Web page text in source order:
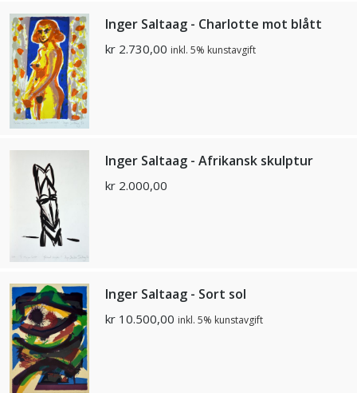
Inger Saltaag - Charlotte mot blått
kr 2.730,00 inkl. 5% kunstavgift
Inger Saltaag - Afrikansk skulptur
kr 2.000,00
Inger Saltaag - Sort sol
kr 10.500,00 inkl. 5% kunstavgift